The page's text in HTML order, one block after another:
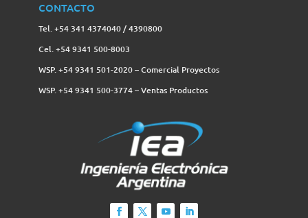
CONTACTO
Tel. +54 341 4374040 / 4390800
Cel. +54 9341 500-8003
WSP. +54 9341 501-2020 – Comercial Proyectos
WSP. +54 9341 500-3774‬ – Ventas Productos